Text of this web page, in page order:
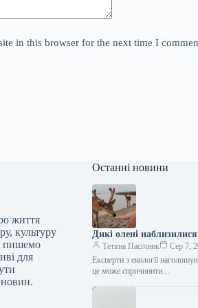
in this browser for the next time I
життя
культуру
пишемо
для
Останні новини
Дикі олені
Тетяна Пасічник
Сер 7,
Експерти з екології
це може спричинити…